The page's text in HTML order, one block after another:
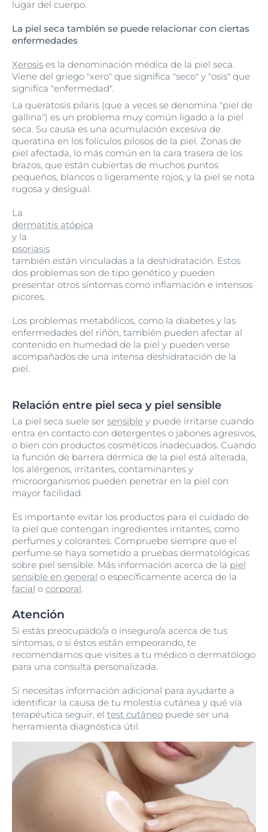
lugar del cuerpo.
La piel seca también se puede relacionar con ciertas
enfermedades
Xerosis es la denominación médica de la piel seca.
Viene del griego "xero" que significa "seco" y "osis" que
significa "enfermedad".
La queratosis pilaris (que a veces se denomina "piel de
gallina") es un problema muy común ligado a la piel
seca. Su causa es una acumulación excesiva de
queratina en los folículos pilosos de la piel. Zonas de
piel afectada, lo más común en la cara trasera de los
brazos, que están cubiertas de muchos puntos
pequeños, blancos o ligeramente rojos, y la piel se nota
rugosa y desigual.
La
dermatitis atópica
y la
psoriasis
también están vinculadas a la deshidratación. Estos
dos problemas son de tipo genético y pueden
presentar otros síntomas como inflamación e intensos
picores.
Los problemas metabólicos, como la diabetes y las
enfermedades del riñón, también pueden afectar al
contenido en humedad de la piel y pueden verse
acompañados de una intensa deshidratación de la
piel.
Relación entre piel seca y piel sensible
La piel seca suele ser sensible y puede irritarse cuando
entra en contacto con detergentes o jabones agresivos,
o bien con productos cosméticos inadecuados. Cuando
la función de barrera dérmica de la piel está alterada,
los alérgenos, irritantes, contaminantes y
microorganismos pueden penetrar en la piel con
mayor facilidad.
Es importante evitar los productos para el cuidado de
la piel que contengan ingredientes irritantes, como
perfumes y colorantes. Compruebe siempre que el
perfume se haya sometido a pruebas dermatológicas
sobre piel sensible. Más información acerca de la piel
sensible en general o específicamente acerca de la
facial o corporal.
Atención
Si estás preocupado/a o inseguro/a acerca de tus
síntomas, o si éstos están empeorando, te
recomendamos que visites a tu médico o dermatólogo
para una consulta personalizada.
Si necesitas información adicional para ayudarte a
identificar la causa de tu molestia cutánea y qué vía
terapéutica seguir, el test cutáneo puede ser una
herramienta diagnóstica útil.